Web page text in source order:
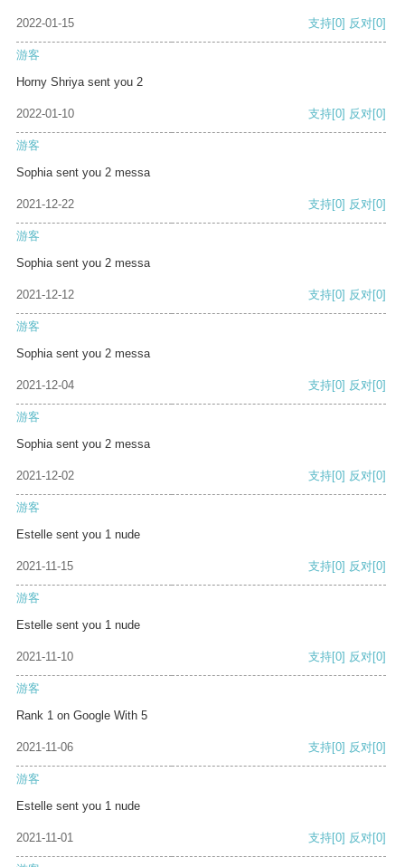
2022-01-15 支持[0] 反对[0]
游客
Horny Shriya sent you 2
2022-01-10 支持[0] 反对[0]
游客
Sophia sent you 2 messa
2021-12-22 支持[0] 反对[0]
游客
Sophia sent you 2 messa
2021-12-12 支持[0] 反对[0]
游客
Sophia sent you 2 messa
2021-12-04 支持[0] 反对[0]
游客
Sophia sent you 2 messa
2021-12-02 支持[0] 反对[0]
游客
Estelle sent you 1 nude
2021-11-15 支持[0] 反对[0]
游客
Estelle sent you 1 nude
2021-11-10 支持[0] 反对[0]
游客
Rank 1 on Google With 5
2021-11-06 支持[0] 反对[0]
游客
Estelle sent you 1 nude
2021-11-01 支持[0] 反对[0]